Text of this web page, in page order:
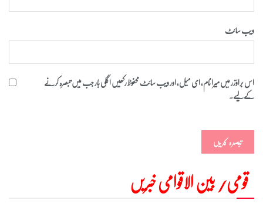
ویب‌ سائٹ
اس براؤزر میں میرا نام، ای میل، اور ویب سائٹ محفوظ رکھیں اگلی بار جب میں تبصرہ کرنے
کےلیے۔
قومی/ بین الاقوامی خبریں